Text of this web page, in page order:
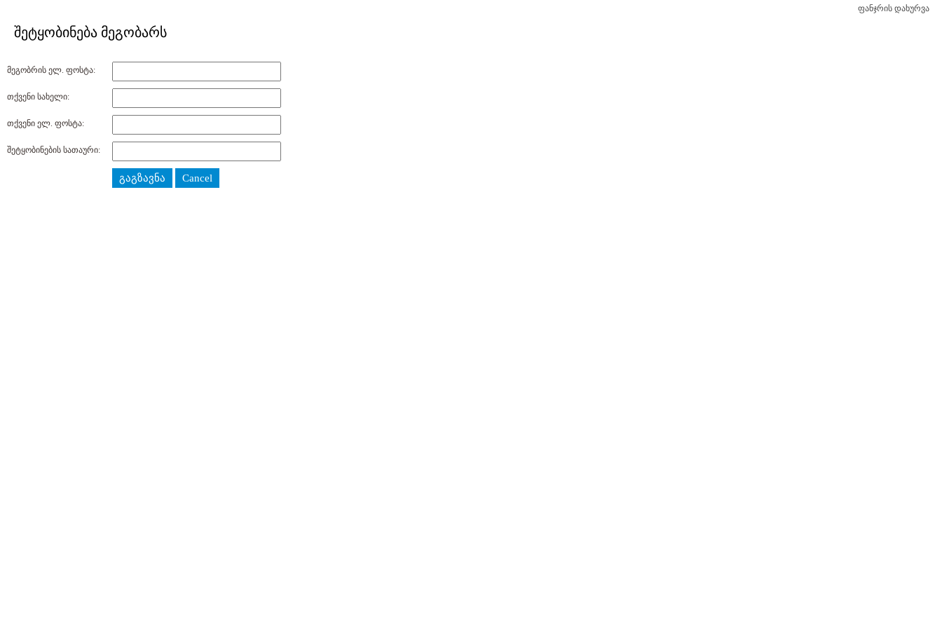
ფანჯრის დახურვა
შეტყობინება მეგობარს
მეგობრის ელ. ფოსტა:
თქვენი სახელი:
თქვენი ელ. ფოსტა:
შეტყობინების სათაური:
გაგზავნა Cancel